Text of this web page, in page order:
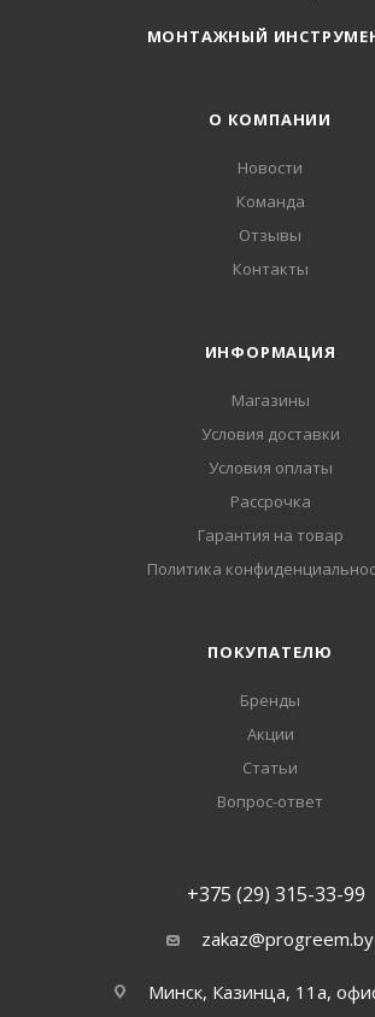
МОНТАЖНЫЙ
О КОМПАНИИ
Новости
Команда
Отзывы
Контакты
ИНФОРМАЦИЯ
Магазины
Условия доставки
Условия оплаты
Рассрочка
Гарантия на товар
Политика
ПОКУПАТЕЛЮ
Бренды
Акции
Статьи
Вопрос-ответ
+375 (29) 315-33-99
zakaz@progreem.by
Минск, Казинца, 11а,